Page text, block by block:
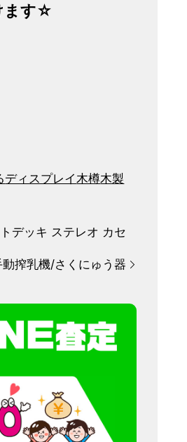
ます☆
ディスプレイ 木樽木製
デッキ ステレオ カセ
搾乳機/さくにゅう器